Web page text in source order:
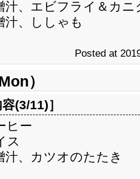
汁、エビフライ＆カ
汁、ししゃも
Posted at
）
(3/11)］
ヒー
ス
汁、カツオのたたき